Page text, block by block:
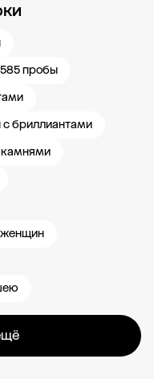
пробы
бриллиантами
камнями
Блог